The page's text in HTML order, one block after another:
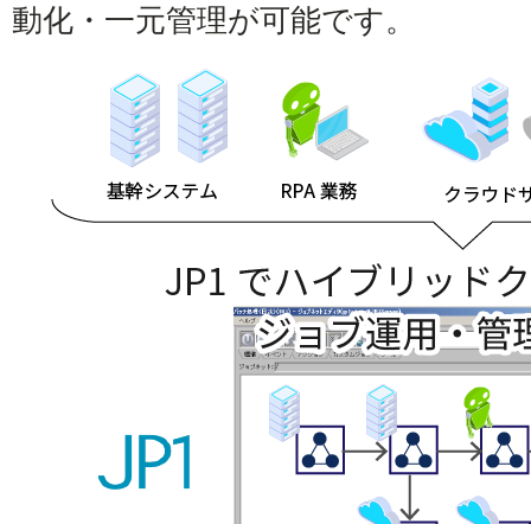
動化・一元管理が可能です。